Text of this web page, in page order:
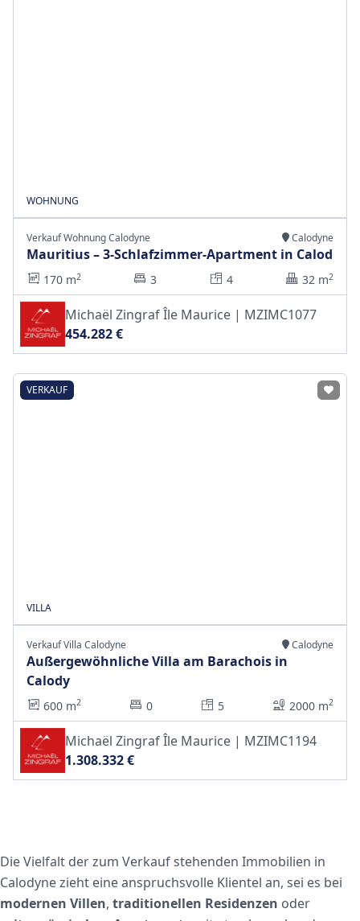
WOHNUNG
Verkauf Wohnung Calodyne Calodyne
Mauritius – 3-Schlafzimmer-Apartment in Calod
170 m2 3 4 32 m2
Michaël Zingraf Île Maurice | MZIMC1077
454.282 €
VERKAUF
VILLA
Verkauf Villa Calodyne Calodyne
Außergewöhnliche Villa am Barachois in
Calody
600 m2 0 5 2000 m2
Michaël Zingraf Île Maurice | MZIMC1194
1.308.332 €
Die Vielfalt der zum Verkauf stehenden Immobilien in
Calodyne zieht eine anspruchsvolle Klientel an, sei es bei
modernen Villen, traditionellen Residenzen oder